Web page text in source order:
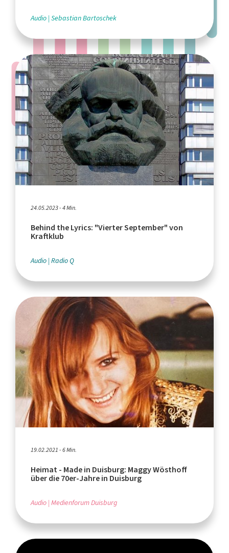
Audio Sebastian Bartoschek
24.05.2023 - 4 Min.
Behind the Lyrics: "Vierter September" von
Kraftklub
Audio Radio Q
19.02.2021 - 6 Min.
Heimat - Made in Duisburg: Maggy Wösthoff
über die 70er-Jahre in Duisburg
Audio Medienforum Duisburg